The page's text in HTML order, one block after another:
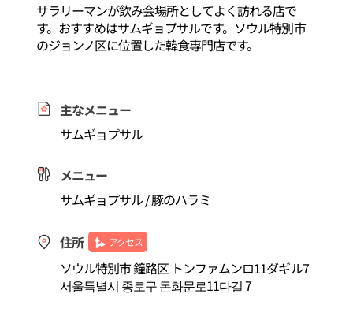
サラリーマンが飲み会場所としてよく訪れる店で
す。おすすめはサムギョプサルです。ソウル特別市
のジョンノ区に位置した韓食専門店です。
主なメニュー
サムギョプサル
メニュー
サムギョプサル / 豚のハラミ
住所 アクセス
ソウル特別市 鐘路区 トンファムンロ11ダギル7
서울특별시 종로구 돈화문로11다길 7